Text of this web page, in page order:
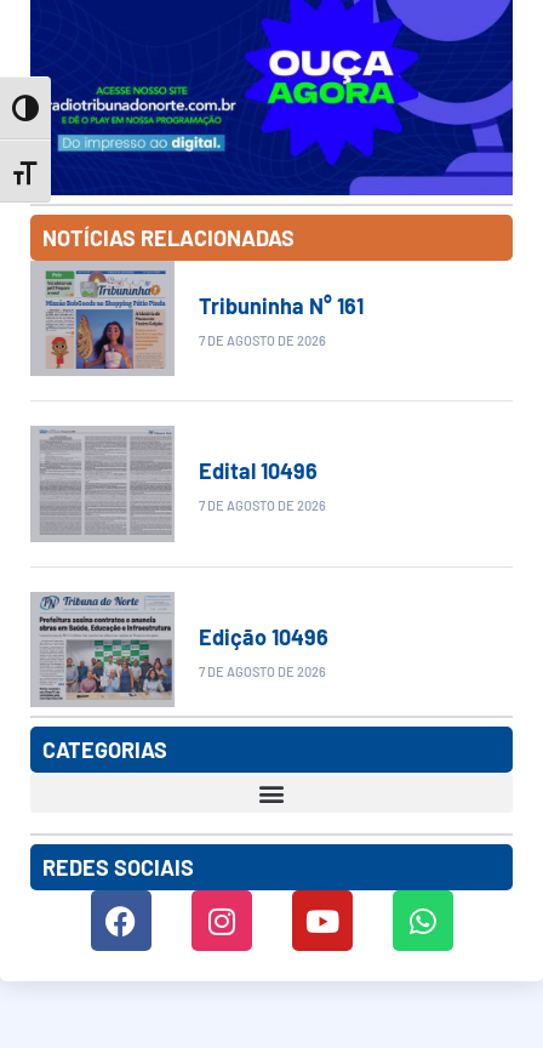
Toggle High Contrast
Toggle Font size
NOTÍCIAS RELACIONADAS
Tribuninha N° 161
7 DE AGOSTO DE 2026
Edital 10496
7 DE AGOSTO DE 2026
Edição 10496
7 DE AGOSTO DE 2026
CATEGORIAS
REDES SOCIAIS